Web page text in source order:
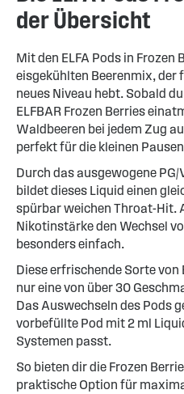
der Übersicht
Mit den ELFA Pods in Frozen
eisgekühlten Beerenmix, der
neues Niveau hebt. Sobald
ELFBAR Frozen Berries
Waldbeeren bei jedem Zug
perfekt für die kleinen
Durch das ausgewogene
bildet dieses Liquid einen
spürbar weichen Throat-Hit.
Nikotinstärke den Wechsel
besonders einfach.
Diese erfrischende Sorte von
nur eine von über 30
Das Auswechseln des Pods
vorbefüllte Pod mit 2 ml
Systemen passt.
So bieten dir die Frozen
praktische Option für